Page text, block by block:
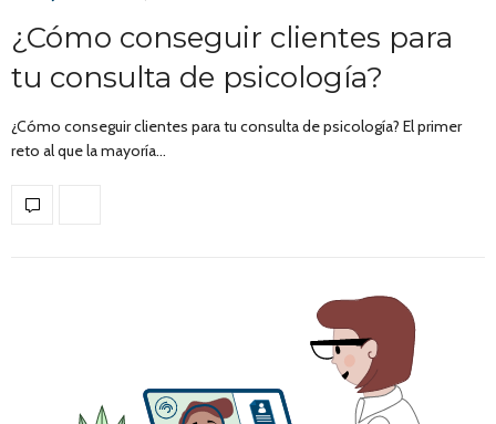
¿Cómo conseguir clientes para
tu consulta de psicología?
¿Cómo conseguir clientes para tu consulta de psicología? El primer
reto al que la mayoría…